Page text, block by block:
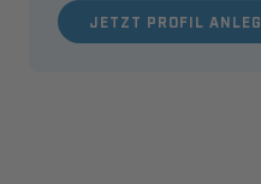
JETZT PROFIL